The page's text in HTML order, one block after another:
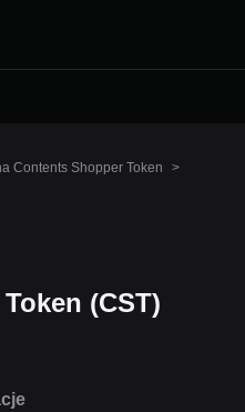
Contents Shopper Token
>
(CST)